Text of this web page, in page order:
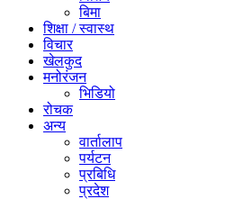
बिमा
शिक्षा / स्वास्थ
विचार
खेलकुद
मनोरंजन
भिडियो
रोचक
अन्य
वार्तालाप
पर्यटन
प्रबिधि
प्रदेश